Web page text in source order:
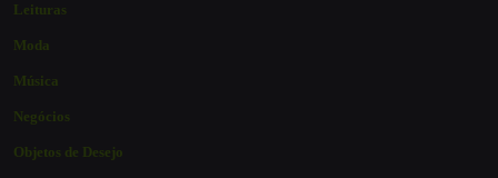
Leituras
Moda
Música
Negócios
Objetos de Desejo